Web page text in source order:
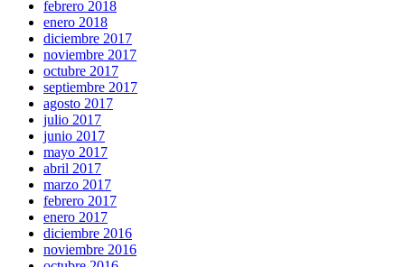
febrero 2018
enero 2018
diciembre 2017
noviembre 2017
octubre 2017
septiembre 2017
agosto 2017
julio 2017
junio 2017
mayo 2017
abril 2017
marzo 2017
febrero 2017
enero 2017
diciembre 2016
noviembre 2016